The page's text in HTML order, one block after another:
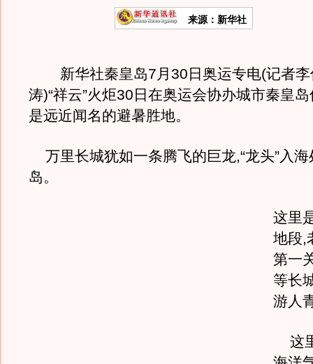
来源：新华社
新华社秦皇岛7月30日奥运专电(记者
涛)“祥云”火炬30日在奥运会协办城市秦皇
是远近闻名的避暑胜地。
万里长城犹如一条腾飞的巨龙,“龙头”入
岛。
这里
地段,
第一
等长
游人
这